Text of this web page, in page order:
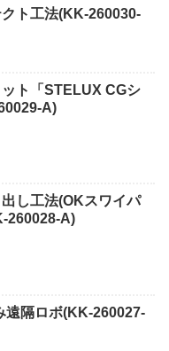
ト⼯法(KK-260030-
ト「STELUX CGシ
A)
し工法(OKスワイパ
260028-A)
遠隔ロボ(KK-260027-